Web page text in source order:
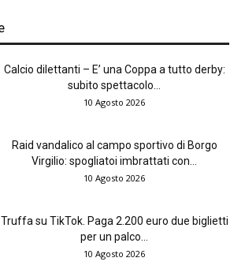
Calcio dilettanti – E’ una Coppa a tutto derby:
subito spettacolo...
10 Agosto 2026
Raid vandalico al campo sportivo di Borgo
Virgilio: spogliatoi imbrattati con...
10 Agosto 2026
Truffa su TikTok. Paga 2.200 euro due biglietti
per un palco...
10 Agosto 2026